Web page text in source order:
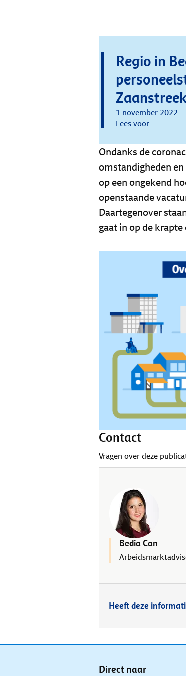
Regio in
1 november 2022
Lees voor
Ondanks de
omstandigheden
op een ongekend
openstaande
Daartegenover
gaat in op de
Contact
Vragen over deze
Bedia Can
Heeft deze
Direct naar